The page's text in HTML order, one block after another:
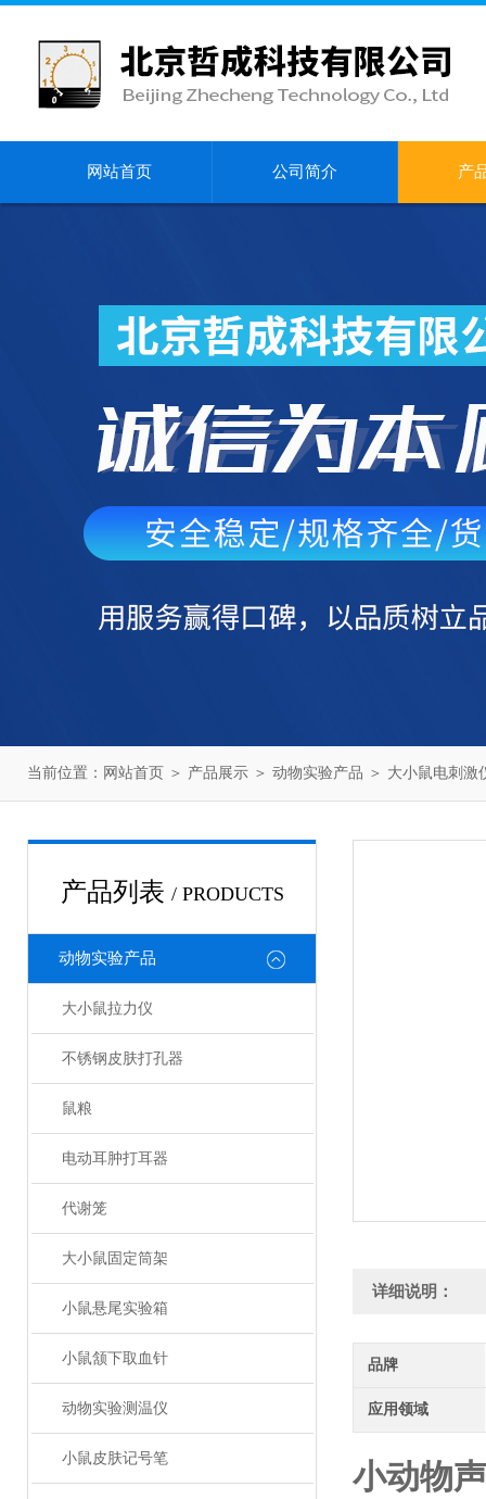
网站首页 公司简介 产
当前位置： 网站首页 ＞ 产品展示 ＞ 动物实验产品 ＞ 大小鼠电刺激
产品列表 / PRODUCTS
动物实验产品
大小鼠拉力仪
不锈钢皮肤打孔器
鼠粮
电动耳肿打耳器
代谢笼
大小鼠固定筒架
小鼠悬尾实验箱
小鼠颔下取血针
动物实验测温仪
小鼠皮肤记号笔
详细说明：
品牌
应用领域
小动物